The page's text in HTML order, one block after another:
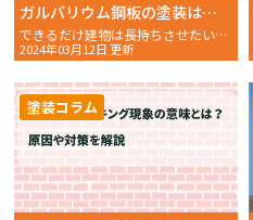
ガルバリウム鋼板の塗装は必要？下塗りして外壁塗装を長持ちさせよう！
できるだけ建物は長持ちさせたいですよね。実はガルバリウム鋼
2024年03月12日 更新
塗装コラム